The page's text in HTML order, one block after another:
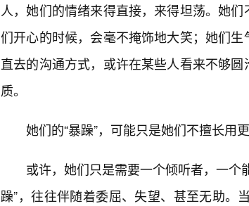
人，她们的情绪来得直接，来得坦荡。她
们开心的时候，会毫不掩饰地大笑；她们
直去的沟通方式，或许在某些人看来不够
质。
她们的“暴躁”，可能只是她们不擅长用
或许，她们只是需要一个倾听者，一个
躁”，往往伴随着委屈、失望、甚至无助。